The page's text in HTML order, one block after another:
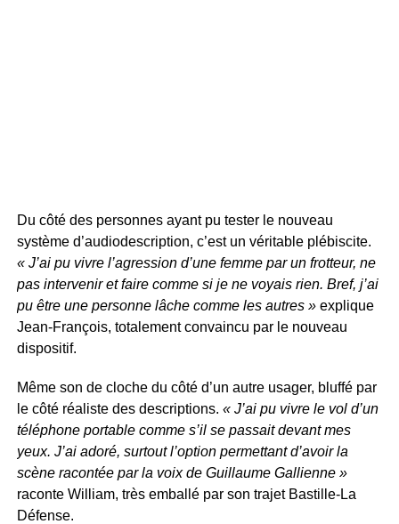
Du côté des personnes ayant pu tester le nouveau
système d’audiodescription, c’est un véritable plébiscite.
« J’ai pu vivre l’agression d’une femme par un frotteur, ne
pas intervenir et faire comme si je ne voyais rien. Bref, j’ai
pu être une personne lâche comme les autres » explique
Jean-François, totalement convaincu par le nouveau
dispositif.
Même son de cloche du côté d’un autre usager, bluffé par
le côté réaliste des descriptions. « J’ai pu vivre le vol d’un
téléphone portable comme s’il se passait devant mes
yeux. J’ai adoré, surtout l’option permettant d’avoir la
scène racontée par la voix de Guillaume Gallienne »
raconte William, très emballé par son trajet Bastille-La
Défense.